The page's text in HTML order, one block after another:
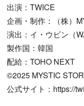
出演：TWICE
企画・制作：（株）
演出：イ・ウビン（
製作国：韓国
配給：TOHO NEXT
©︎2025 MYSTIC
公式サイト：https://